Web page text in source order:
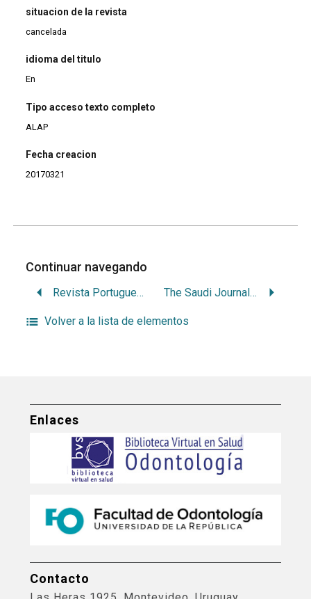
situacion de la revista
cancelada
idioma del titulo
En
Tipo acceso texto completo
ALAP
Fecha creacion
20170321
Continuar navegando
Revista Portuguesa de Estomatologia, Medicina Dentária e Cirurgia Maxilofacial The Saudi Journal for Dental Research
Volver a la lista de elementos
Enlaces
Contacto